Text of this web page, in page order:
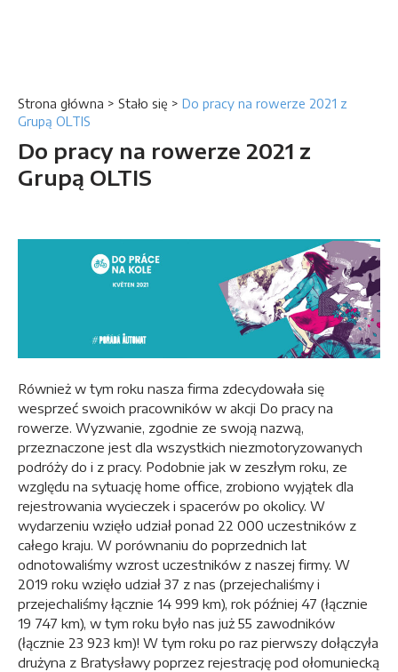
Strona główna > Stało się > Do pracy na rowerze 2021 z
Grupą OLTIS
Do pracy na rowerze 2021 z
Grupą OLTIS
Również w tym roku nasza firma zdecydowała się
wesprzeć swoich pracowników w akcji Do pracy na
rowerze. Wyzwanie, zgodnie ze swoją nazwą,
przeznaczone jest dla wszystkich niezmotoryzowanych
podróży do i z pracy. Podobnie jak w zeszłym roku, ze
względu na sytuację home office, zrobiono wyjątek dla
rejestrowania wycieczek i spacerów po okolicy. W
wydarzeniu wzięło udział ponad 22 000 uczestników z
całego kraju. W porównaniu do poprzednich lat
odnotowaliśmy wzrost uczestników z naszej firmy. W
2019 roku wzięło udział 37 z nas (przejechaliśmy i
przejechaliśmy łącznie 14 999 km), rok później 47 (łącznie
19 747 km), w tym roku było nas już 55 zawodników
(łącznie 23 923 km)! W tym roku po raz pierwszy dołączyła
drużyna z Bratysławy poprzez rejestrację pod ołomuniecką